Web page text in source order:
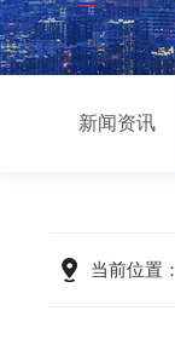
新闻资讯
当前位置：